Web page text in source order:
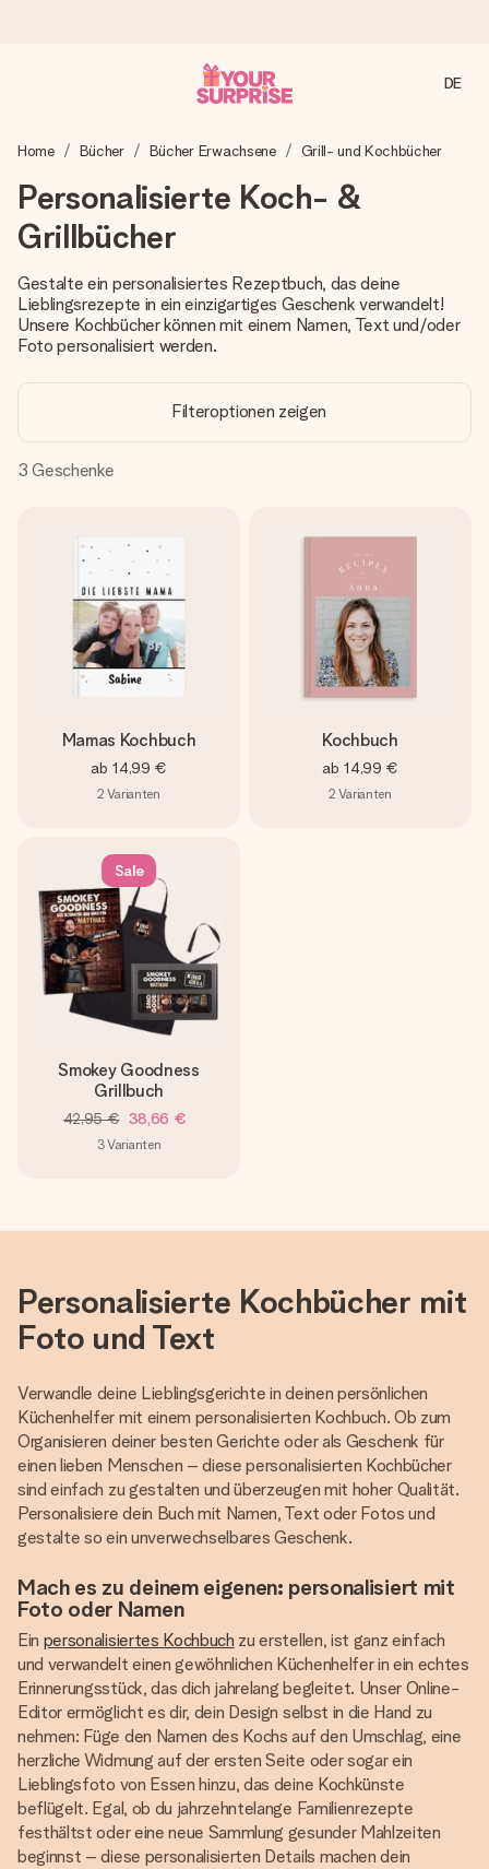
Wir bereiten dein Geschenk sorgfältig vor und schicken es
überreichen kannst, wenn es am meisten zählt.
4,8 (basierend auf +15.000 Bewertungen)
Unsere Geschenke begeistern. Kunden bewerten uns mit
4,8 bei Google Reviews (Gesamtergebnis aller Länder, in
Mit Liebe gemacht, im Handumdrehen
Herzen. Kein Stress, nur pure Liebe für den perfekten
Moment.
DE
Home Bücher Bücher Erwachsene Grill- und Kochbücher
Personalisierte Koch- &
Grillbücher
Gestalte ein personalisiertes Rezeptbuch, das deine
Lieblingsrezepte in ein einzigartiges Geschenk verwandelt!
Unsere Kochbücher können mit einem Namen, Text und/oder
Foto personalisiert werden.
Filteroptionen zeigen
3 Geschenke
Mamas Kochbuch
ab 14,99 €
2 Varianten
Kochbuch
ab 14,99 €
2 Varianten
Sale
Smokey Goodness
Grillbuch
42,95 € 38,66 €
3Varianten
Personalisierte Kochbücher mit
Foto und Text
Verwandle deine Lieblingsgerichte in deinen persönlichen
Küchenhelfer mit einem personalisierten Kochbuch. Ob zum
Organisieren deiner besten Gerichte oder als Geschenk für
einen lieben Menschen – diese personalisierten Kochbücher
sind einfach zu gestalten und überzeugen mit hoher Qualität.
Personalisiere dein Buch mit Namen, Text oder Fotos und
gestalte so ein unverwechselbares Geschenk.
Mach es zu deinem eigenen: personalisiert mit
Foto oder Namen
Ein personalisiertes Kochbuch zu erstellen, ist ganz einfach
und verwandelt einen gewöhnlichen Küchenhelfer in ein echtes
Erinnerungsstück, das dich jahrelang begleitet. Unser Online-
Editor ermöglicht es dir, dein Design selbst in die Hand zu
nehmen: Füge den Namen des Kochs auf den Umschlag, eine
herzliche Widmung auf der ersten Seite oder sogar ein
Lieblingsfoto von Essen hinzu, das deine Kochkünste
beflügelt. Egal, ob du jahrzehntelange Familienrezepte
festhältst oder eine neue Sammlung gesunder Mahlzeiten
beginnst – diese personalisierten Details machen dein